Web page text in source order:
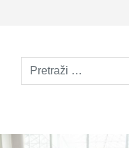
Pretraži: